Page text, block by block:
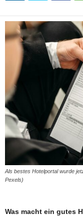
Als bestes Hotelportal wurde
Pexels)
Was macht ein gutes